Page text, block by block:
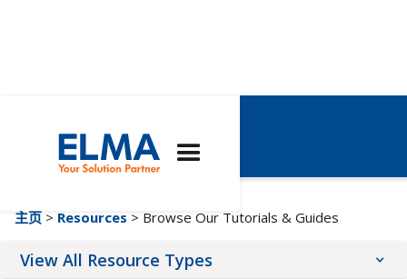
艾尔玛的教程
主页 > Resources > Browse Our Tutorials & Guides
View All Resource Types